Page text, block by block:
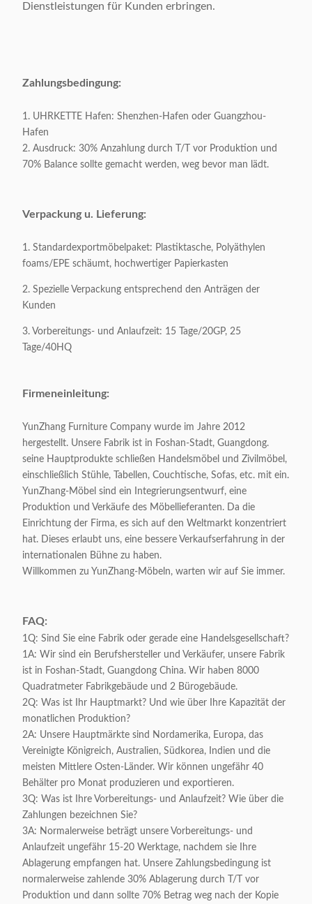
Produkt-Größe: L150xW40xH80cm
Oberflächenmaterial:
Grundmaterial: Edelstahl 201#
Verpacken: 1-teilig/Karton 2
Volumen:
Appliable: Erwachsene
Kundengerecht: Annehmbar
Dienstleistungen für Kunden erbringen.
Zahlungsbedingung:
1. UHRKETTE Hafen: Shenzhen-Hafen oder Guangzhou-
Hafen
2. Ausdruck: 30% Anzahlung durch T/T vor Produktion und
70% Balance sollte gemacht werden, weg bevor man lädt.
Verpackung u. Lieferung:
1. Standardexportmöbelpaket: Plastiktasche, Polyäthylen
foams/EPE schäumt, hochwertiger Papierkasten
2. Spezielle Verpackung entsprechend den Anträgen der
Kunden
3. Vorbereitungs- und Anlaufzeit: 15 Tage/20GP, 25
Tage/40HQ
Firmeneinleitung:
YunZhang Furniture Company wurde im Jahre 2012
hergestellt. Unsere Fabrik ist in Foshan-Stadt, Guangdong.
seine Hauptprodukte schließen Handelsmöbel und Zivilmöbel,
einschließlich Stühle, Tabellen, Couchtische, Sofas, etc. mit ein.
YunZhang-Möbel sind ein Integrierungsentwurf, eine
Produktion und Verkäufe des Möbellieferanten. Da die
Einrichtung der Firma, es sich auf den Weltmarkt konzentriert
hat. Dieses erlaubt uns, eine bessere Verkaufserfahrung in der
internationalen Bühne zu haben.
Willkommen zu YunZhang-Möbeln, warten wir auf Sie immer.
FAQ:
1Q: Sind Sie eine Fabrik oder gerade eine Handelsgesellschaft?
1A: Wir sind ein Berufshersteller und Verkäufer, unsere Fabrik
ist in Foshan-Stadt, Guangdong China. Wir haben 8000
Quadratmeter Fabrikgebäude und 2 Bürogebäude.
2Q: Was ist Ihr Hauptmarkt? Und wie über Ihre Kapazität der
monatlichen Produktion?
2A: Unsere Hauptmärkte sind Nordamerika, Europa, das
Vereinigte Königreich, Australien, Südkorea, Indien und die
meisten Mittlere Osten-Länder. Wir können ungefähr 40
Behälter pro Monat produzieren und exportieren.
3Q: Was ist Ihre Vorbereitungs- und Anlaufzeit? Wie über die
Zahlungen bezeichnen Sie?
3A: Normalerweise beträgt unsere Vorbereitungs- und
Anlaufzeit ungefähr 15-20 Werktage, nachdem sie Ihre
Ablagerung empfangen hat. Unsere Zahlungsbedingung ist
normalerweise zahlende 30% Ablagerung durch T/T vor
Produktion und dann sollte 70% Betrag weg nach der Kopie